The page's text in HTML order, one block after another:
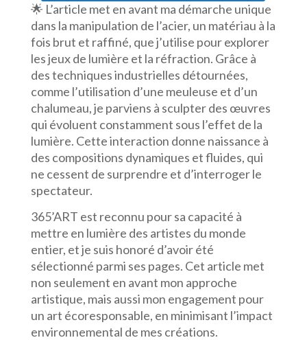
🌟 L’article met en avant ma démarche unique
dans la manipulation de l’acier, un matériau à la
fois brut et raffiné, que j’utilise pour explorer
les jeux de lumière et la réfraction. Grâce à
des techniques industrielles détournées,
comme l’utilisation d’une meuleuse et d’un
chalumeau, je parviens à sculpter des œuvres
qui évoluent constamment sous l’effet de la
lumière. Cette interaction donne naissance à
des compositions dynamiques et fluides, qui
ne cessent de surprendre et d’interroger le
spectateur.
365’ART est reconnu pour sa capacité à
mettre en lumière des artistes du monde
entier, et je suis honoré d’avoir été
sélectionné parmi ses pages. Cet article met
non seulement en avant mon approche
artistique, mais aussi mon engagement pour
un art écoresponsable, en minimisant l’impact
environnemental de mes créations.